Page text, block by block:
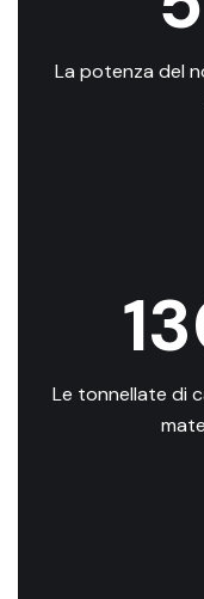
La potenza del
Le tonnellate di